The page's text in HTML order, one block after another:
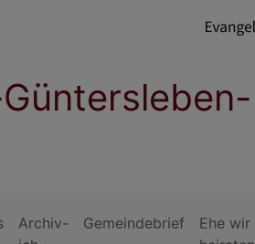
Archiv-
Gemeindebrief
Ehe wir